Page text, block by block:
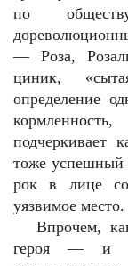
по
— Роза,
циник,
определение
подчеркивает
тоже успешный
рок в лице
уязвимое место.
Впрочем,
героя — и